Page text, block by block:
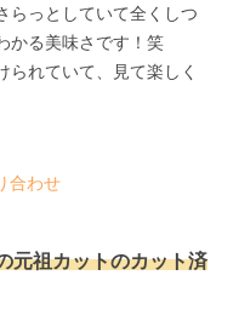
らっとしていて全くしつ
かる美味さです！笑
れていて、見て楽しく
合わせ
元祖カットのカット済